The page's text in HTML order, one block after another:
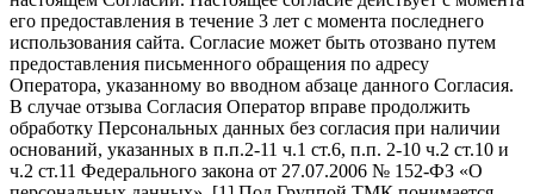
его предоставления в течение 3 лет с момента последнего
использования сайта. Согласие может быть отозвано путем
предоставления письменного обращения по адресу
Оператора, указанному во вводном абзаце данного Согласия.
В случае отзыва Согласия Оператор вправе продолжить
обработку Персональных данных без согласия при наличии
оснований, указанных в п.п.2-11 ч.1 ст.6, п.п. 2-10 ч.2 ст.10 и
ч.2 ст.11 Федерального закона от 27.07.2006 № 152-ФЗ «О